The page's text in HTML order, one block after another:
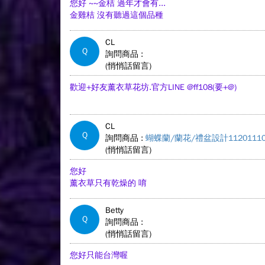
您好 ~~金桔 過年才會有...
金雞桔 沒有聽過這個品種
Q
CL
詢問商品 :
(悄悄話留言)
歡迎+好友薰衣草花坊.官方LINE @ff108(要+@)
Q
CL
詢問商品 : 蝴蝶蘭/蘭花/禮盆設計
(悄悄話留言)
您好
薰衣草只有乾燥的 唷
Q
Betty
詢問商品 :
(悄悄話留言)
您好只能台灣喔